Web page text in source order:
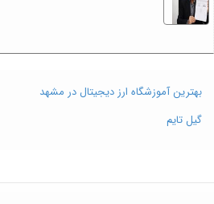
بهترین آموزشگاه ارز دیجیتال در مشهد
گیل تایم